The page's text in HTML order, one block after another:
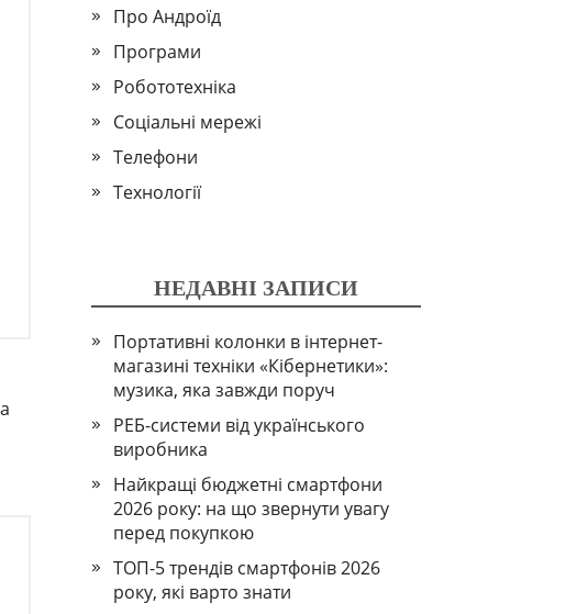
Про Андроїд
Програми
Робототехніка
Соціальні мережі
Телефони
Технології
НЕДАВНІ ЗАПИСИ
Портативні колонки в інтернет-
магазині техніки «Кібернетики»:
музика, яка завжди поруч
РЕБ-системи від українського
виробника
Найкращі бюджетні смартфони
2026 року: на що звернути увагу
перед покупкою
ТОП-5 трендів смартфонів 2026
року, які варто знати